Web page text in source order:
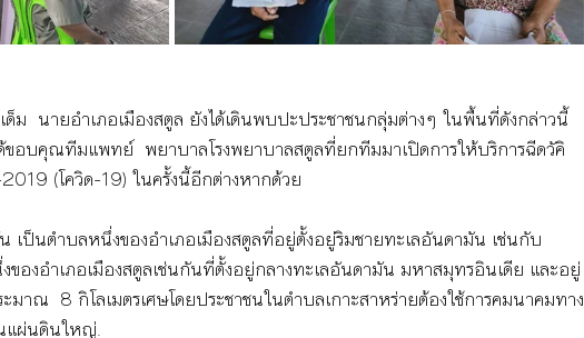
ม  นายอำเภอเมืองสตูล ยังได้เดินพบปะประชาชนกลุ่มต่างๆ ในพื้นที่ดังกล่าวนี้
ขอบคุณทีมแพทย์  พยาบาลโรงพยาบาลสตูลที่ยกทีมมาเปิดการให้บริการฉีดวัคิ
(โควิด-19) ในครั้งนี้อีกต่างหากด้วย
ป็นตำบลหนึ่งของอำเภอเมืองสตูลที่อยู่ตั้งอยู่ริมชายทะเลอันดามัน เช่นกับ
ของอำเภอเมืองสตูลเช่นกันที่ตั้งอยู่กลางทะเลอันดามัน มหาสมุทรอินเดีย และอยู่
ณ  8 กิโลเมตรเศษโดยประชาชนในตำบลเกาะสาหร่ายต้องใช้การคมนาคมทาง
แผ่นดินใหญ่.